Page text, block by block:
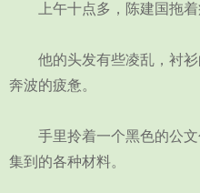
上午十点多，陈建国拖着
他的头发有些凌乱，衬衫
奔波的疲惫。
手里拎着一个黑色的公文
集到的各种材料。